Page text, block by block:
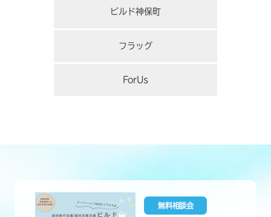
ビルド神保町
フラッグ
ForUs
無料相談会